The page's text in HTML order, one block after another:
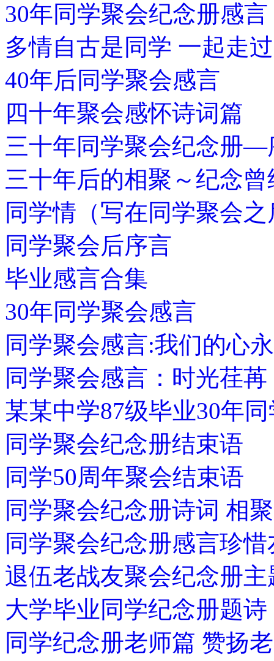
30年同学聚会纪念册感言
多情自古是同学 一起走
40年后同学聚会感言
四十年聚会感怀诗词篇
三十年同学聚会纪念册—
三十年后的相聚～纪念
同学情（写在同学聚会之
同学聚会后序言
毕业感言合集
30年同学聚会感言
同学聚会感言:我们的心
同学聚会感言：时光荏
某某中学87级毕业30年
同学聚会纪念册结束语
同学50周年聚会结束语
同学聚会纪念册诗词 相聚
同学聚会纪念册感言珍
退伍老战友聚会纪念册
大学毕业同学纪念册题诗
同学纪念册老师篇 赞扬